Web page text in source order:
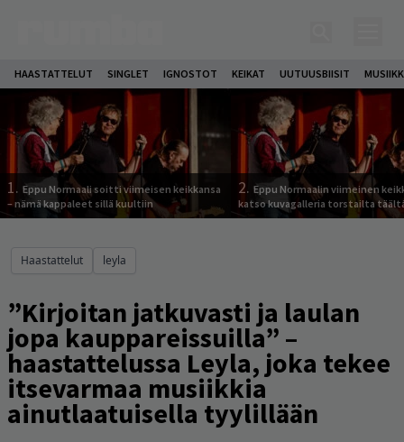
HAASTATTELUT SINGLET IGNOSTOT KEIKAT UUTUUSBIISIT
1. Eppu Normaali soitti viimeisen keikkansa
– nämä kappaleet sillä kuultiin
2. Eppu Normaalin viimeinen
katso kuvagalleria torstailta
Haastattelut leyla
”Kirjoitan jatkuvasti ja laulan
jopa kauppareissuilla” –
haastattelussa Leyla, joka tekee
itsevarmaa musiikkia
ainutlaatuisella tyylillään